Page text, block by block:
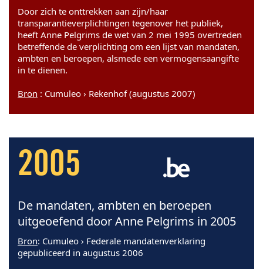
Door zich te onttrekken aan zijn/haar
transparantieverplichtingen tegenover het publiek,
heeft Anne Pelgrims de wet van 2 mei 1995 overtreden
betreffende de verplichting om een lijst van mandaten,
ambten en beroepen, alsmede een vermogensaangifte
in te dienen.
Bron : Cumuleo › Rekenhof (augustus 2007)
2005
De mandaten, ambten en beroepen
uitgeoefend door Anne Pelgrims in 2005
Bron: Cumuleo › Federale mandatenverklaring
gepubliceerd in augustus 2006